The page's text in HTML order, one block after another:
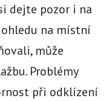
dejte pozor i na
na místní
může
Problémy
při odklízení